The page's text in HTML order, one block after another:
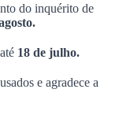
do inquérito de
18 de julho.
e agradece a